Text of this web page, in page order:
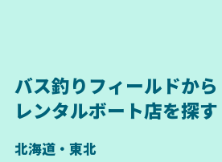
バス釣りフィールドから
レンタルボート店を探す
北海道・東北